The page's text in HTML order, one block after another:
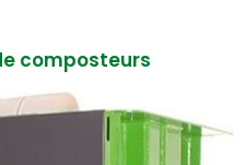
composteurs